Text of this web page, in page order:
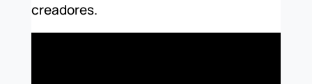
creadores.